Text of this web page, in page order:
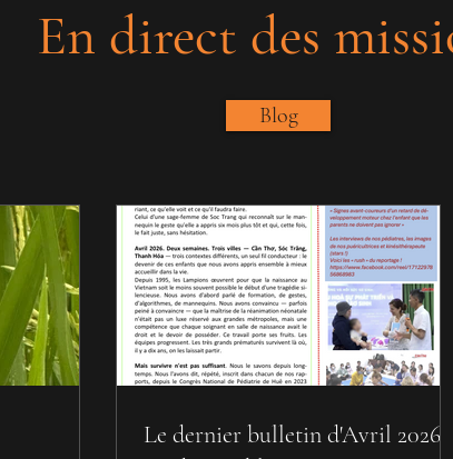
En direct des
Blog
Le dernier bulletin d'Avril 2026